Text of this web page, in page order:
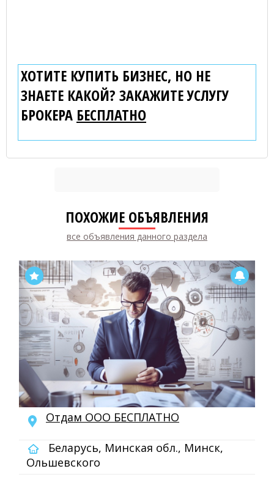
ХОТИТЕ КУПИТЬ БИЗНЕС, НО НЕ
ЗНАЕТЕ КАКОЙ? ЗАКАЖИТЕ УСЛУГУ
БРОКЕРА БЕСПЛАТНО
ПОХОЖИЕ ОБЪЯВЛЕНИЯ
все объявления данного раздела
Отдам ООО БЕСПЛАТНО
Беларусь, Минская обл., Минск,
Ольшевского